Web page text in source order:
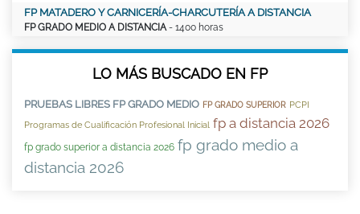
FP MATADERO Y CARNICERÍA-CHARCUTERÍA A DISTANCIA
FP GRADO MEDIO A DISTANCIA - 1400 horas
LO MÁS BUSCADO EN FP
PRUEBAS LIBRES FP GRADO MEDIO FP GRADO SUPERIOR PCPI
Programas de Cualificación Profesional Inicial fp a distancia 2026
fp grado superior a distancia 2026 fp grado medio a
distancia 2026